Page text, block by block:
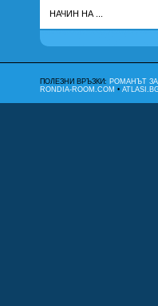
НАЧИН НА ...
ПОЛЕЗНИ ВРЪЗКИ: РОМАНЪТ
RONDIA-ROOM.COM •